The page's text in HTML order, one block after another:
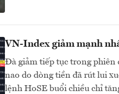
VN-Index giảm mạnh
Đà giảm tiếp tục trong phiên
nao do dòng tiền đã rút lui
lệnh HoSE buổi chiều chỉ